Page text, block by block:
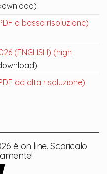
a bassa risoluzione)
(ENGLISH) (high
ad alta risoluzione)
è on line. Scaricalo